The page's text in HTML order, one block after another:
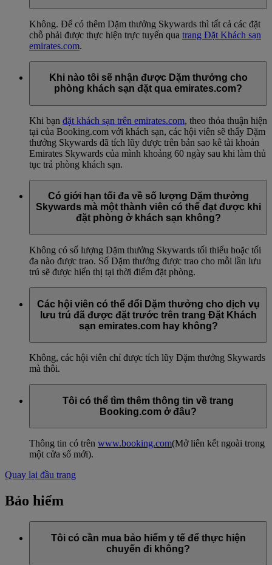
Không. Để có thêm Dặm thưởng Skywards thì tất cả các đặt
chỗ phải được thực hiện trực tuyến qua trang Đặt Khách sạn
emirates.com.
Khi nào tôi sẽ nhận được Dặm thưởng cho
phòng khách sạn đặt qua emirates.com?
Khi bạn đặt khách sạn trên emirates.com, theo thỏa thuận hiện
tại của Booking.com với khách sạn, các hội viên sẽ thấy Dặm
thưởng Skywards đã tích lũy được trên bản sao kê tài khoản
Emirates Skywards của mình khoảng 60 ngày sau khi làm thủ
tục trả phòng khách sạn.
Có giới hạn tối đa về số lượng Dặm thưởng
Skywards mà một thành viên có thể đạt được khi
đặt phòng ở khách sạn không?
Không có số lượng Dặm thưởng Skywards tối thiểu hoặc tối
đa nào được trao. Số Dặm thưởng được trao cho mỗi lần lưu
trú sẽ được hiển thị tại thời điểm đặt phòng.
Các hội viên có thể đổi Dặm thưởng cho dịch vụ
lưu trú đã được đặt trước trên trang Đặt Khách
sạn emirates.com hay không?
Không, các hội viên chỉ được tích lũy Dặm thưởng Skywards
mà thôi.
Tôi có thể tìm thêm thông tin về trang
Booking.com ở đâu?
Thông tin có trên www.booking.com(Mở liên kết ngoài trong
một cửa sổ mới).
Quay lại đầu trang
Bảo hiểm
Tôi có cần mua bảo hiểm y tế để thực hiện
chuyến đi không?